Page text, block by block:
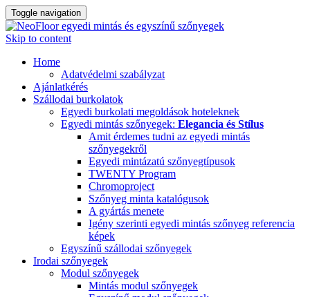
Toggle navigation
Skip to content
Home
Adatvédelmi szabályzat
Ajánlatkérés
Szállodai burkolatok
Egyedi burkolati megoldások hoteleknek
Egyedi mintás szőnyegek: Elegancia és Stílus
Amit érdemes tudni az egyedi mintás
szőnyegekről
Egyedi mintázatú szőnyegtípusok
TWENTY Program
Chromoproject
Szőnyeg minta katalógusok
A gyártás menete
Igény szerinti egyedi mintás szőnyeg referencia
képek
Egyszínű szállodai szőnyegek
Irodai szőnyegek
Modul szőnyegek
Mintás modul szőnyegek